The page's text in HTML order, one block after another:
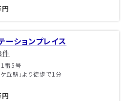
ーションプレイス
件
番5号
丘駅」より徒歩で1分